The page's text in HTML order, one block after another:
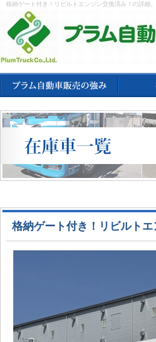
格納ゲート付き！リビルトエンジン交換済み！の詳細
格納ゲート付き！リビルトエ